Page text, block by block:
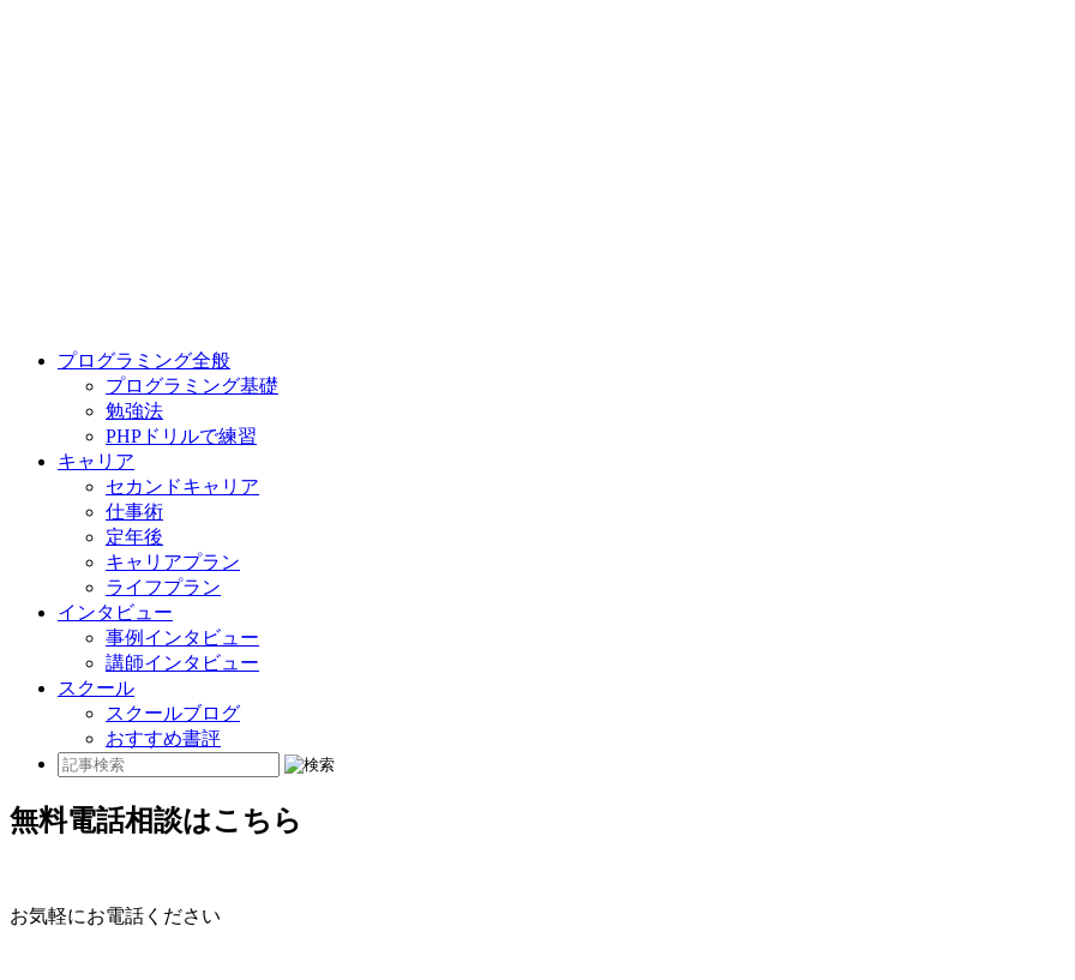
プログラミング全般
プログラミング基礎
勉強法
PHPドリルで練習
キャリア
セカンドキャリア
仕事術
定年後
キャリアプラン
ライフプラン
インタビュー
事例インタビュー
講師インタビュー
スクール
スクールブログ
おすすめ書評
無料電話相談はこちら
お気軽にお電話ください